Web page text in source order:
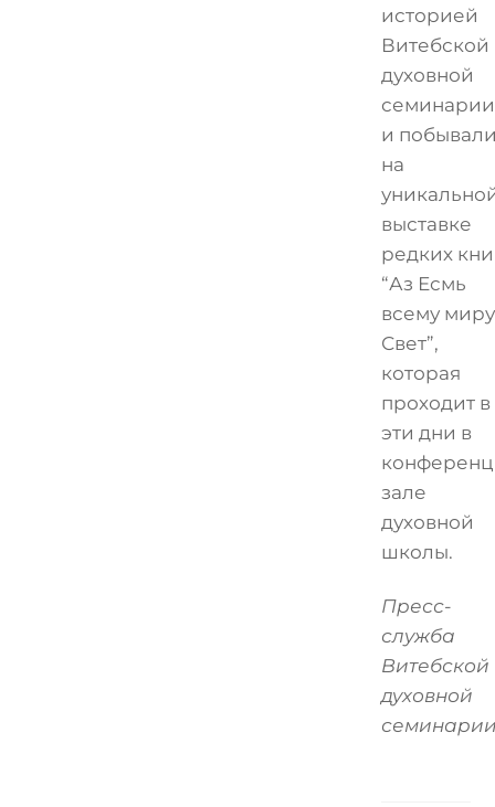
историей
Витебской
духовной
и
на
выставке
редких
“Аз Есмь
всему миру
Свет”,
которая
проходит в
эти дни в
зале
духовной
школы.
Пресс-
служба
Витебской
духовной